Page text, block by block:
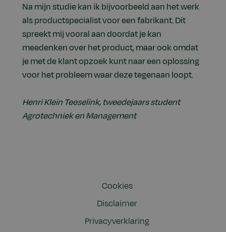
Na mijn studie kan ik bijvoorbeeld aan het werk
als productspecialist voor een fabrikant. Dit
spreekt mij vooral aan doordat je kan
meedenken over het product, maar ook omdat
je met de klant opzoek kunt naar een oplossing
voor het probleem waar deze tegenaan loopt.
Henri Klein Teeselink, tweedejaars student
Agrotechniek en Management
Cookies
Disclaimer
Privacyverklaring